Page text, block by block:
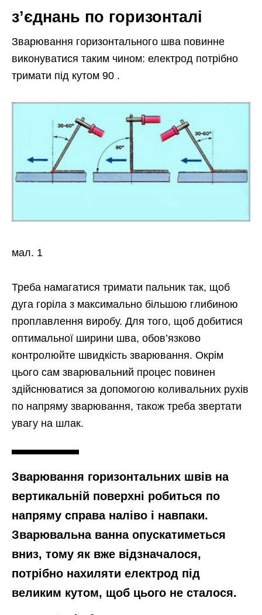
з’єднань по горизонталі
Зварювання горизонтального шва повинне
виконуватися таким чином: електрод потрібно
тримати під кутом 90 .
мал. 1
Треба намагатися тримати пальник так, щоб
дуга горіла з максимально більшою глибиною
проплавлення виробу. Для того, щоб добитися
оптимальної ширини шва, обов’язково
контролюйте швидкість зварювання. Окрім
цього сам зварювальний процес повинен
здійснюватися за допомогою коливальних рухів
по напряму зварювання, також треба звертати
увагу на шлак.
Зварювання горизонтальних швів на
вертикальній поверхні робиться по
напряму справа наліво і навпаки.
Зварювальна ванна опускатиметься
вниз, тому як вже відзначалося,
потрібно нахиляти електрод під
великим кутом, щоб цього не сталося.